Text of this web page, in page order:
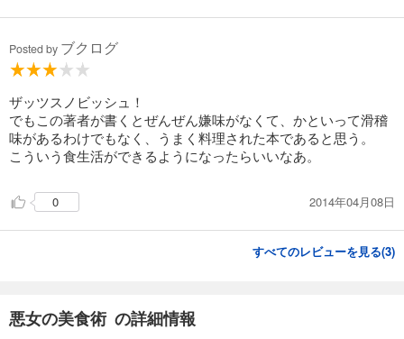
Posted by ブクログ
ザッツスノビッシュ！
でもこの著者が書くとぜんぜん嫌味がなくて、かといって滑稽
味があるわけでもなく、うまく料理された本であると思う。
こういう食生活ができるようになったらいいなあ。
0 2014年04月08日
すべてのレビューを見る(3)
悪女の美食術 の詳細情報